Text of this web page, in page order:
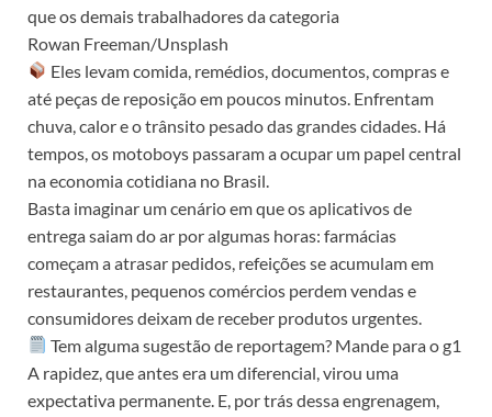
que os demais trabalhadores da categoria
Rowan Freeman/Unsplash
Eles levam comida, remédios, documentos, compras e
até peças de reposição em poucos minutos. Enfrentam
chuva, calor e o trânsito pesado das grandes cidades. Há
tempos, os motoboys passaram a ocupar um papel central
na economia cotidiana no Brasil.
Basta imaginar um cenário em que os aplicativos de
entrega saiam do ar por algumas horas: farmácias
começam a atrasar pedidos, refeições se acumulam em
restaurantes, pequenos comércios perdem vendas e
consumidores deixam de receber produtos urgentes.
Tem alguma sugestão de reportagem? Mande para o g1
A rapidez, que antes era um diferencial, virou uma
expectativa permanente. E, por trás dessa engrenagem,